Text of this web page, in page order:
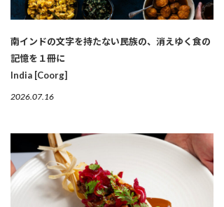
南インドの文字を持たない民族の、消えゆく食の
記憶を１冊に
India [Coorg]
2026.07.16